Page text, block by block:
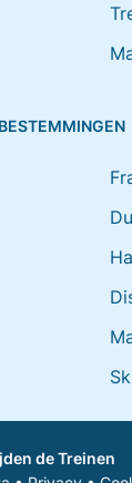
de Treinen